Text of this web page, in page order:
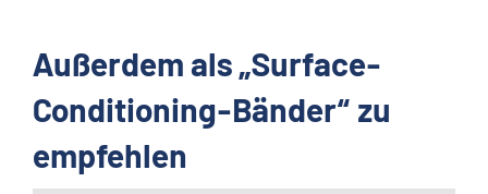
Außerdem als „Surface-
Conditioning-Bänder“ zu
empfehlen